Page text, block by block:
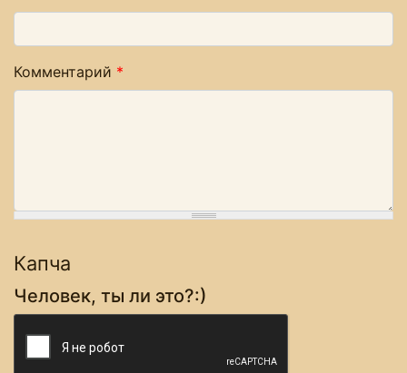
Комментарий *
Капча
Человек, ты ли это?:)